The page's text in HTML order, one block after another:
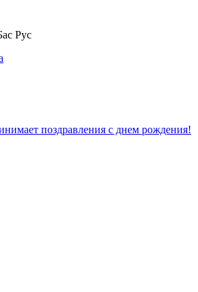
Рус
поздравления с днем рождения!